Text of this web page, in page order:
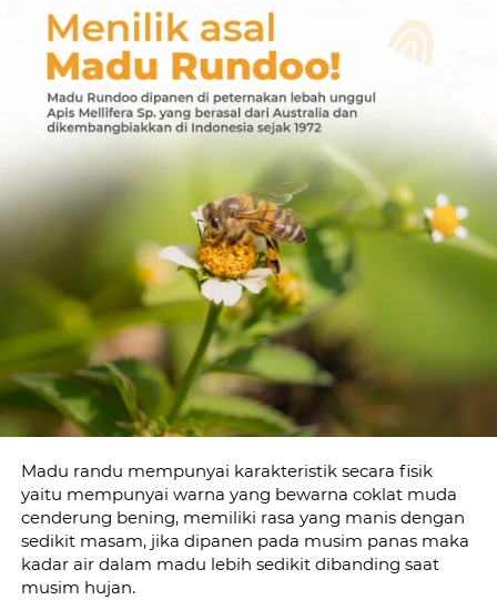
Madu randu mempunyai karakteristik secara fisik
yaitu mempunyai warna yang bewarna coklat muda
cenderung bening, memiliki rasa yang manis dengan
sedikit masam, jika dipanen pada musim panas maka
kadar air dalam madu lebih sedikit dibanding saat
musim hujan.